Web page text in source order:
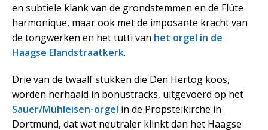
en subtiele klank van de grondstemmen en de Flûte
harmonique, maar ook met de imposante kracht van
de tongwerken en het tutti van het orgel in de
Haagse Elandstraatkerk.
Drie van de twaalf stukken die Den Hertog koos,
worden herhaald in bonustracks, uitgevoerd op het
Sauer/Mühleisen-orgel in de Propsteikirche in
Dortmund, dat wat neutraler klinkt dan het Haagse